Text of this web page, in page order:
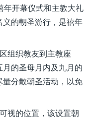
年开幕仪式和主教大礼
的朝圣游行，是禧年
组织教友到主教座
的圣母月内及九月的
分散朝圣活动，以免
视的位置，该设置朝